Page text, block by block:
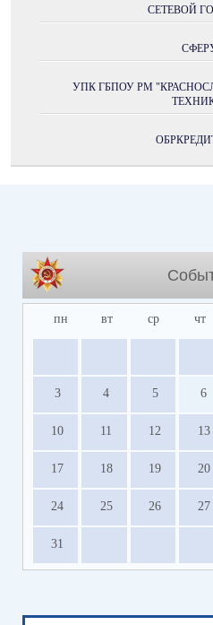
СЕТЕВОЙ
УПК ГБПОУ РМ
пн вт ср чт
3 4 5 6
10 11 12 13
17 18 19 20
24 25 26 27
31